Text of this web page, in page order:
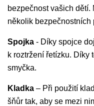
bezpečnost vašich
několik bezpečnostních
Spojka - Díky spojce
k roztržení řetízku. Díky
smyčka.
Kladka – Při použití
šňůr tak, aby se mezi